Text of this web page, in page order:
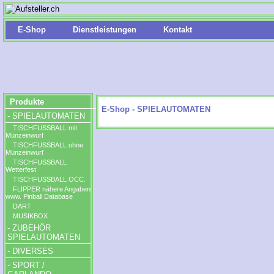
Produkte
- SPIELAUTOMATEN
TISCHFUSSBALL mit
Münzeinwurf
TISCHFUSSBALL ohne
Münzeinwurf
TISCHFUSSBALL
Wetterfest
TISCHFUSSBALL OCC.
FLIPPER nähere Angaben
www. Pinball Database
DART
MUSIKBOX
- ZUBEHÖR
SPIELAUTOMATEN
- DIVERSES
- SPORT /
E-Shop - SPIELAUTOMATEN
E-Shop Dienstleistungen Kontakt